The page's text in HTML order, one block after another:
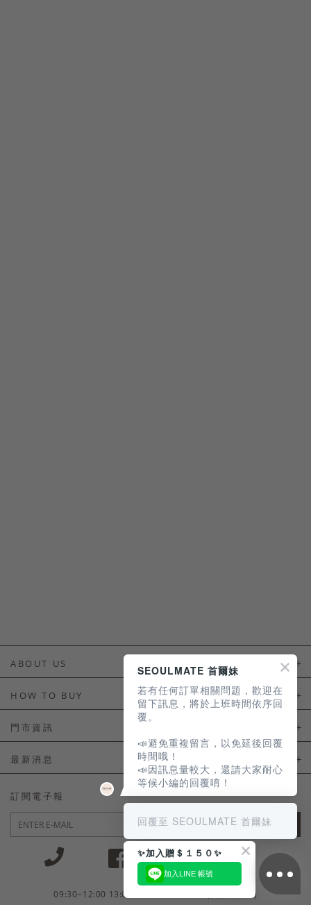
ABOUT US
HOW TO BUY
如何購買
會員常見問題
訂單常見問題
商品售後服務
電子發票
門市資訊
門市資訊
最新消息
LINE官方會員活動
訂閱電子報
JOIN
09:30~12:00 13:00~18:30 / Mon - Fri(例假日除外)
SEOULMATE 首爾妹
若有任何訂單相關問題，歡迎在
留下訊息，將於上班時間依序回
覆。
📣避免重複留言，以免延後回覆
時間哦！
📣因訊息量較大，還請大家耐心
等候小編的回覆唷！
回覆至 SEOULMATE 首爾妹
✨加入贈＄１５０✨
加入LINE 帳號